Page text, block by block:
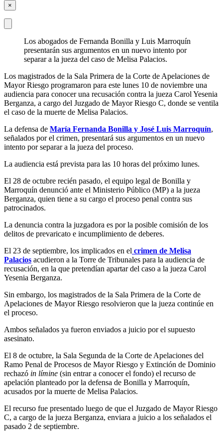
×
Los abogados de Fernanda Bonilla y Luis Marroquín
presentarán sus argumentos en un nuevo intento por
separar a la jueza del caso de Melisa Palacios.
Los magistrados de la Sala Primera de la Corte de Apelaciones de
Mayor Riesgo programaron para este lunes 10 de noviembre una
audiencia para conocer una recusación contra la jueza Carol Yesenia
Berganza, a cargo del Juzgado de Mayor Riesgo C, donde se ventila
el caso de la muerte de Melisa Palacios.
La defensa de María Fernanda Bonilla y José Luis Marroquín,
señalados por el crimen, presentará sus argumentos en un nuevo
intento por separar a la jueza del proceso.
La audiencia está prevista para las 10 horas del próximo lunes.
El 28 de octubre recién pasado, el equipo legal de Bonilla y
Marroquín denunció ante el Ministerio Público (MP) a la jueza
Berganza, quien tiene a su cargo el proceso penal contra sus
patrocinados.
La denuncia contra la juzgadora es por la posible comisión de los
delitos de prevaricato e incumplimiento de deberes.
El 23 de septiembre, los implicados en el crimen de Melisa
Palacios acudieron a la Torre de Tribunales para la audiencia de
recusación, en la que pretendían apartar del caso a la jueza Carol
Yesenia Berganza.
Sin embargo, los magistrados de la Sala Primera de la Corte de
Apelaciones de Mayor Riesgo resolvieron que la jueza continúe en
el proceso.
Ambos señalados ya fueron enviados a juicio por el supuesto
asesinato.
El 8 de octubre, la Sala Segunda de la Corte de Apelaciones del
Ramo Penal de Procesos de Mayor Riesgo y Extinción de Dominio
rechazó in límine (sin entrar a conocer el fondo) el recurso de
apelación planteado por la defensa de Bonilla y Marroquín,
acusados por la muerte de Melisa Palacios.
El recurso fue presentado luego de que el Juzgado de Mayor Riesgo
C, a cargo de la jueza Berganza, enviara a juicio a los señalados el
pasado 2 de septiembre.